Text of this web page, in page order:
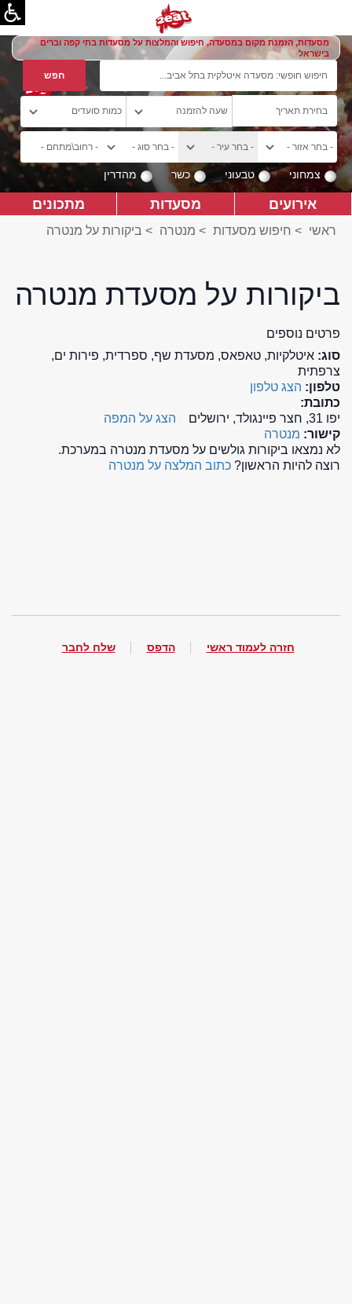
מסעדות, הזמנת מקום במסעדה, חיפוש והמלצות על מסעדות בתי קפה וברים
בישראל
צמחוני טבעוני כשר מהדרין
אירועים מסעדות מתכונים
ראשי > חיפוש מסעדות > מנטרה > ביקורות על מנטרה
ביקורות על מסעדת מנטרה
פרטים נוספים
סוג: איטלקיות, טאפאס, מסעדת שף, ספרדית, פירות ים,
צרפתית
טלפון: הצג טלפון
כתובת:
יפו 31, חצר פיינגולד, ירושלים
הצג על המפה
קישור: מנטרה
לא נמצאו ביקורות גולשים על מסעדת מנטרה במערכת.
רוצה להיות הראשון? כתוב המלצה על מנטרה
חזרה לעמוד ראשי הדפס שלח לחבר